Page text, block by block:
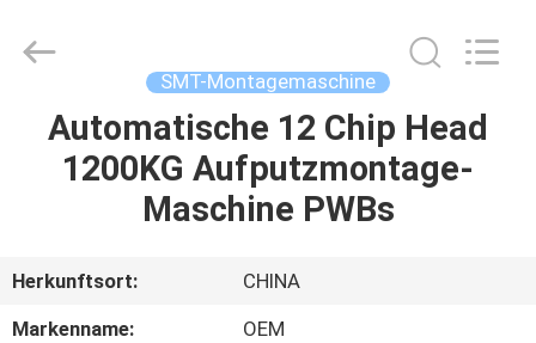
HAUS
PRODUKTE
ÜBER
UNS
Management
Services
SMT-Montagemaschine
Automatische 12 Chip Head
1200KG Aufputzmontage-
Maschine PWBs
Herkunftsort:
CHINA
Markenname:
OEM